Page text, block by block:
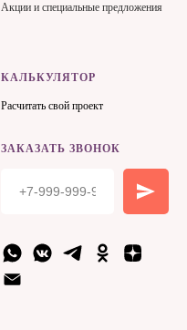
Акции и специальные предложения
КАЛЬКУЛЯТОР
Расчитать свой проект
ЗАКАЗАТЬ ЗВОНОК